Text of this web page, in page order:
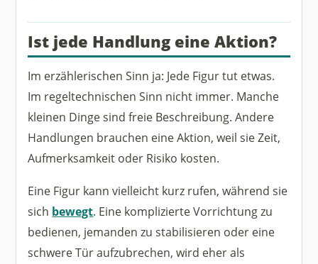
Ist jede Handlung eine Aktion?
Im erzählerischen Sinn ja: Jede Figur tut etwas.
Im regeltechnischen Sinn nicht immer. Manche
kleinen Dinge sind freie Beschreibung. Andere
Handlungen brauchen eine Aktion, weil sie Zeit,
Aufmerksamkeit oder Risiko kosten.
Eine Figur kann vielleicht kurz rufen, während sie
sich bewegt. Eine komplizierte Vorrichtung zu
bedienen, jemanden zu stabilisieren oder eine
schwere Tür aufzubrechen, wird eher als